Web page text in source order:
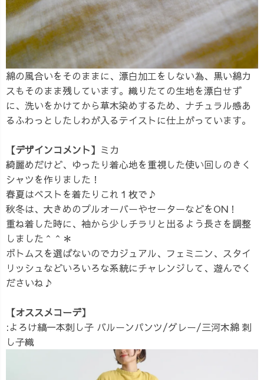
綿の風合いをそのままに、漂白加工をしない為、黒い綿カ
スもそのまま残しています。織りたての生地を漂白せず
に、洗いをかけてから草木染めするため、ナチュラル感あ
るふわっとしたしわが入るテイストに仕上がっています。
【デザインコメント】 ミカ
綺麗めだけど、ゆったり着心地を重視した使い回しのきく
シャツを作りました！
春夏はベストを着たりこれ１枚で♪
秋冬は、大きめのプルオーバーやセーターなどをON！
重ね着した時に、袖から少しチラリと出るよう長さを調整
しました＾＾＊
ボトムスを選ばないのでカジュアル、フェミニン、スタイ
リッシュなどいろいろな系統にチャレンジして、遊んでく
ださいね♪
【オススメコーデ】
:よろけ縞一本刺し子 バルーンパンツ/グレー/三河木綿 刺
し子織